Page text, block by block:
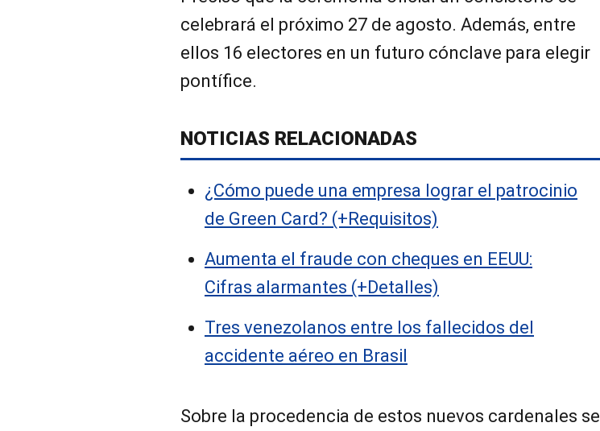
celebrará el próximo 27 de agosto. Además, entre
ellos 16 electores en un futuro cónclave para elegir
pontífice.
NOTICIAS RELACIONADAS
¿Cómo puede una empresa lograr el patrocinio
de Green Card? (+Requisitos)
Aumenta el fraude con cheques en EEUU:
Cifras alarmantes (+Detalles)
Tres venezolanos entre los fallecidos del
accidente aéreo en Brasil
Sobre la procedencia de estos nuevos cardenales se